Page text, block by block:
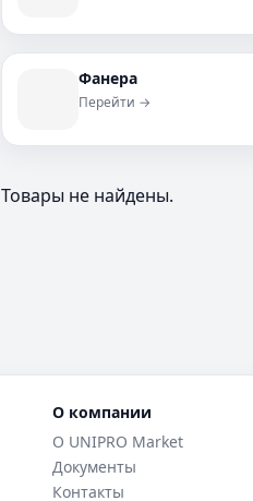
Фанера
Перейти →
Товары не найдены.
О компании
О UNIPRO Market
Документы
Контакты